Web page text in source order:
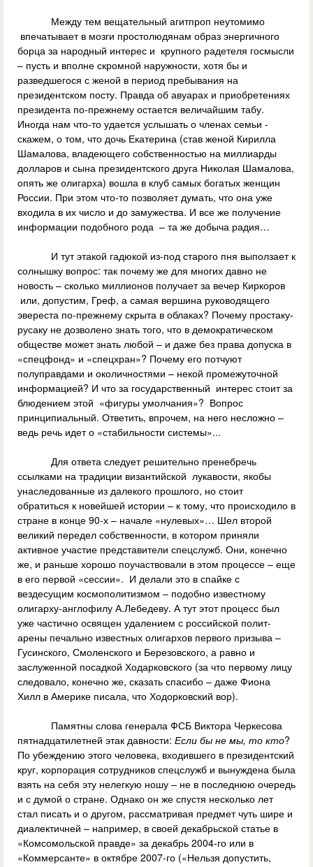
Между тем вещательный агитпроп неутомимо
впечатывает в мозги простолюдянам образ энергичного
борца за народный интерес и крупного радетеля госмысли
– пусть и вполне скромной наружности, хотя бы и
разведшегося с женой в период пребывания на
президентском посту. Правда об авуарах и приобретениях
президента по-прежнему остается величайшим табу.
Иногда нам что-то удается услышать о членах семьи -
скажем, о том, что дочь Екатерина (став женой Кирилла
Шамалова, владеющего собственностью на миллиарды
долларов и сына президентского друга Николая Шамалова,
опять же олигарха) вошла в клуб самых богатых женщин
России. При этом что-то позволяет думать, что она уже
входила в их число и до замужества. И все же получение
информации подобного рода – та же добыча радия…
И тут этакой гадюкой из-под старого пня выползает к
солнышку вопрос: так почему же для многих давно не
новость – сколько миллионов получает за вечер Киркоров
или, допустим, Греф, а самая вершина руководящего
эвереста по-прежнему скрыта в облаках? Почему простаку-
русаку не дозволено знать того, что в демократическом
обществе может знать любой – и даже без права допуска в
«спецфонд» и «спецхран»? Почему его потчуют
полуправдами и околичностями – некой промежуточной
информацией? И что за государственный интерес стоит за
блюдением этой «фигуры умолчания»? Вопрос
принципиальный. Ответить, впрочем, на него несложно –
ведь речь идет о «стабильности системы»...
Для ответа следует решительно пренебречь
ссылками на традиции византийской лукавости, якобы
унаследованные из далекого прошлого, но стоит
обратиться к новейшей истории – к тому, что происходило в
стране в конце 90-х – начале «нулевых»… Шел второй
великий передел собственности, в котором приняли
активное участие представители спецслужб. Они, конечно
же, и раньше хорошо поучаствовали в этом процессе – еще
в его первой «сессии». И делали это в спайке с
вездесущим космополитизмом – подобно известному
олигарху-англофилу А.Лебедеву. А тут этот процесс был
уже частично освящен удалением с российской полит-
арены печально известных олигархов первого призыва –
Гусинского, Смоленского и Березовского, а равно и
заслуженной посадкой Ходарковского (за что первому лицу
следовало, конечно же, сказать спасибо – даже Фиона
Хилл в Америке писала, что Ходорковский вор).
Памятны слова генерала ФСБ Виктора Черкесова
пятнадцатилетней этак давности: Если бы не мы, то кто?
По убеждению этого человека, входившего в президентский
круг, корпорация сотрудников спецслужб и вынуждена была
взять на себя эту нелегкую ношу – не в последнюю очередь
и с думой о стране. Однако он же спустя несколько лет
стал писать и о другом, рассматривая предмет чуть шире и
диалектичней – например, в своей декабрьской статье в
«Комсомольской правде» за декабрь 2004-го или в
«Коммерсанте» в октябре 2007-го («Нельзя допустить,